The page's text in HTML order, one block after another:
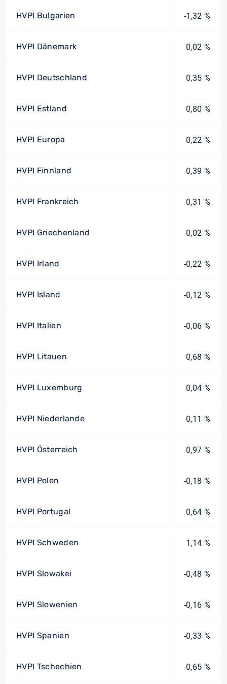
HVPI Bulgarien -1,32 %
HVPI Dänemark 0,02 %
HVPI Deutschland 0,35 %
HVPI Estland 0,80 %
HVPI Europa 0,22 %
HVPI Finnland 0,39 %
HVPI Frankreich 0,31 %
HVPI Griechenland 0,02 %
HVPI Irland -0,22 %
HVPI Island -0,12 %
HVPI Italien -0,06 %
HVPI Litauen 0,68 %
HVPI Luxemburg 0,04 %
HVPI Niederlande 0,11 %
HVPI Österreich 0,97 %
HVPI Polen -0,18 %
HVPI Portugal 0,64 %
HVPI Schweden 1,14 %
HVPI Slowakei -0,48 %
HVPI Slowenien -0,16 %
HVPI Spanien -0,33 %
HVPI Tschechien 0,65 %